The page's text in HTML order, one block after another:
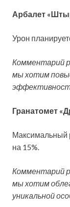
Арбалет
Урон
Комментарий
мы хотим
Гранатомет
Максимальный
на 15%.
Комментарий
мы хотим
уникальной